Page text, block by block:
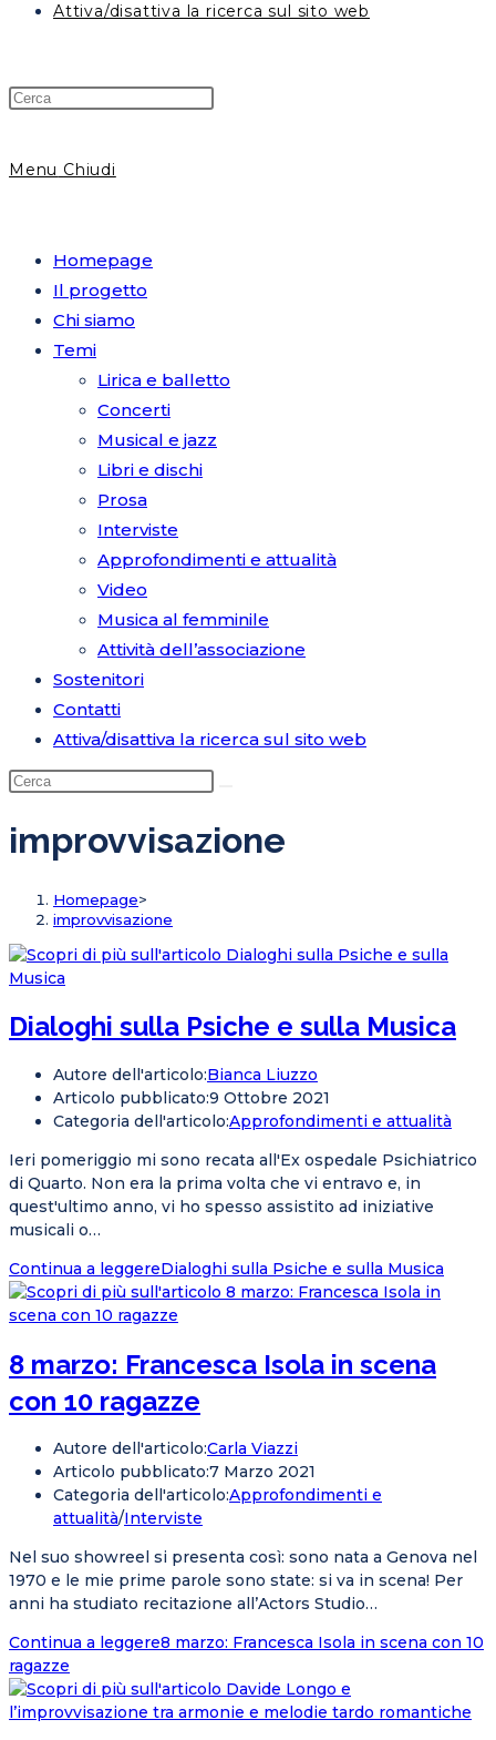
Attiva/disattiva la ricerca sul sito web
Menu Chiudi
Homepage
Il progetto
Chi siamo
Temi
Lirica e balletto
Concerti
Musical e jazz
Libri e dischi
Prosa
Interviste
Approfondimenti e attualità
Video
Musica al femminile
Attività dell’associazione
Sostenitori
Contatti
Attiva/disattiva la ricerca sul sito web
improvvisazione
Homepage>
improvvisazione
Dialoghi sulla Psiche e sulla Musica
Autore dell'articolo:Bianca Liuzzo
Articolo pubblicato:9 Ottobre 2021
Categoria dell'articolo:Approfondimenti e attualità
Ieri pomeriggio mi sono recata all'Ex ospedale Psichiatrico
di Quarto. Non era la prima volta che vi entravo e, in
quest'ultimo anno, vi ho spesso assistito ad iniziative
musicali o…
Continua a leggereDialoghi sulla Psiche e sulla Musica
8 marzo: Francesca Isola in scena
con 10 ragazze
Autore dell'articolo:Carla Viazzi
Articolo pubblicato:7 Marzo 2021
Categoria dell'articolo:Approfondimenti e
attualità/Interviste
Nel suo showreel si presenta così: sono nata a Genova nel
1970 e le mie prime parole sono state: si va in scena! Per
anni ha studiato recitazione all’Actors Studio…
Continua a leggere8 marzo: Francesca Isola in scena con 10
ragazze